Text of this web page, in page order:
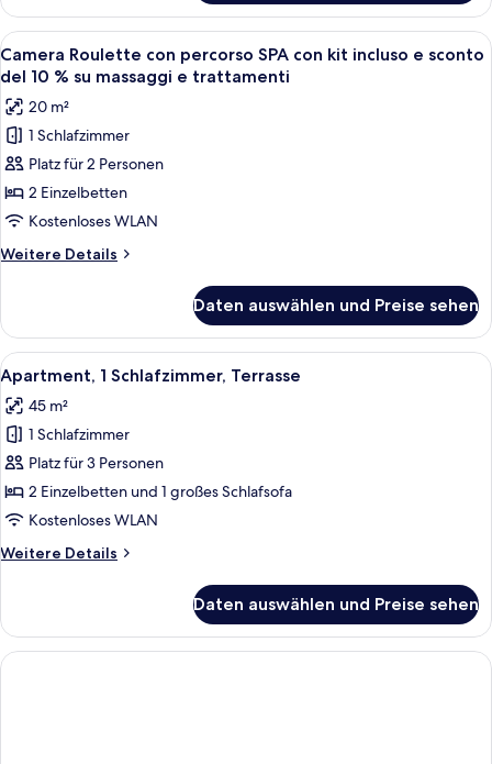
zur
Einzelnutzung,
Seeblick
Alle
Fotos
für
Camera
Roulette
con
percorso
SPA
con
kit
e
sconto
del
10
%
su
massaggi
e
trattamenti
anzeigen
Ein Paar sitzt am Pool mit Blick auf
1
Camera Roulette con percorso SPA con kit incluso e sconto
del 10 % su massaggi e trattamenti
20 m²
1 Schlafzimmer
Platz für 2 Personen
2 Einzelbetten
Kostenloses WLAN
Weitere Details
Weitere
Roulette
con
percorso
SPA
con
kit
incluso
e
sconto
del
10
%
trattamenti
Daten auswählen und Preise sehen
Alle
Fotos
für
Apartment,
1
Schlafzimmer,
Terrasse
Ein Hotelzimmer mit Balkon, einer
6
Apartment, 1 Schlafzimmer, Terrasse
45 m²
1 Schlafzimmer
Platz für 3 Personen
2 Einzelbetten und 1 großes Schlafsofa
Kostenloses WLAN
Weitere Details
Weitere
1
Schlafzimmer,
Terrasse
Daten auswählen und Preise sehen